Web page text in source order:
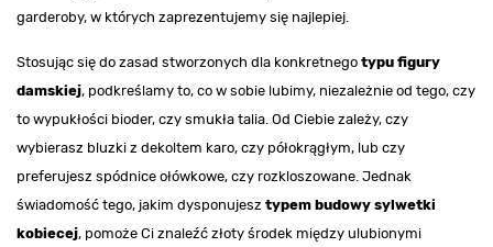
garderoby, w których zaprezentujemy się najlepiej.
Stosując się do zasad stworzonych dla konkretnego typu figury
damskiej, podkreślamy to, co w sobie lubimy, niezależnie od tego, czy
to wypukłości bioder, czy smukła talia. Od Ciebie zależy, czy
wybierasz bluzki z dekoltem karo, czy półokrągłym, lub czy
preferujesz spódnice ołówkowe, czy rozkloszowane. Jednak
świadomość tego, jakim dysponujesz typem budowy sylwetki
kobiecej, pomoże Ci znaleźć złoty środek między ulubionymi